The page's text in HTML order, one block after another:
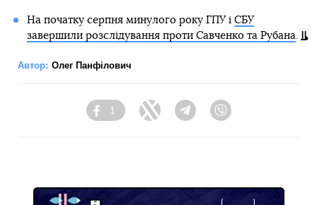
На початку серпня минулого року ГПУ і СБУ
завершили розслідування проти Савченко та Рубана
Автор: Олег Панфілович
Facebook
1
Twitter TelegramViber